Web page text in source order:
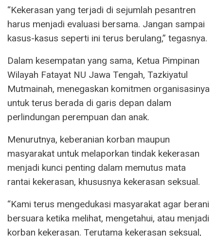
“Kekerasan yang terjadi di sejumlah pesantren
harus menjadi evaluasi bersama. Jangan sampai
kasus-kasus seperti ini terus berulang,” tegasnya.
Dalam kesempatan yang sama, Ketua Pimpinan
Wilayah Fatayat NU Jawa Tengah, Tazkiyatul
Mutmainah, menegaskan komitmen organisasinya
untuk terus berada di garis depan dalam
perlindungan perempuan dan anak.
Menurutnya, keberanian korban maupun
masyarakat untuk melaporkan tindak kekerasan
menjadi kunci penting dalam memutus mata
rantai kekerasan, khususnya kekerasan seksual.
“Kami terus mengedukasi masyarakat agar berani
bersuara ketika melihat, mengetahui, atau menjadi
korban kekerasan. Terutama kekerasan seksual,